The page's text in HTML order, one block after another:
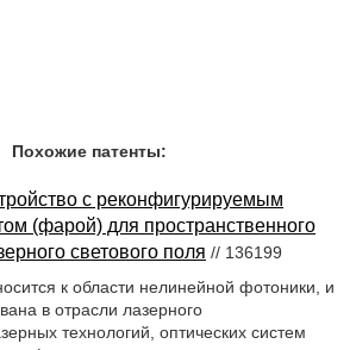
Похожие патенты:
с реконфигурируемым
(фарой) для пространственного
светового поля // 136199
к области нелинейной фотоники, и
в отрасли лазерного
технологий, оптических систем